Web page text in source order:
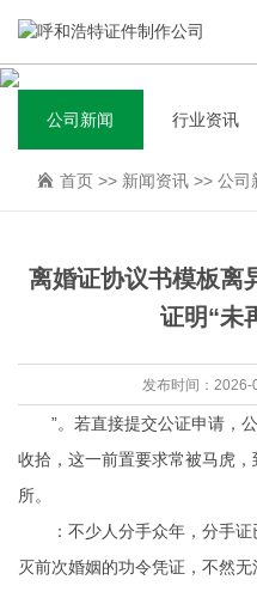
公司新闻 行业资讯
首页 >> 新闻资讯 >> 公司
离婚证协议书模板离
证明“
发布时间：
”。若直接提交公证申请，公
收拾，这一前置要求常被马虎
所。
：不少人分手众年，分手证
灭前次婚姻的功令凭证，不然无